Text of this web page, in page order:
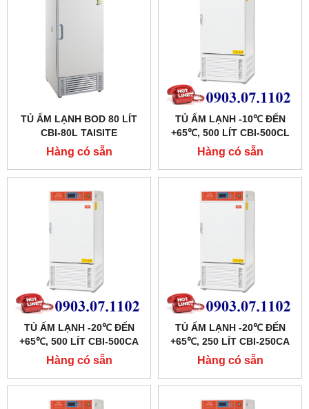
TỦ ẤM LẠNH BOD 80 LÍT
CBI-80L TAISITE
Hàng có sẵn
TỦ ẤM LẠNH -10℃ ĐẾN
+65℃, 500 LÍT CBI-500CL
HÃNG TAISITE
Hàng có sẵn
TỦ ẤM LẠNH -20℃ ĐẾN
+65℃, 500 LÍT CBI-500CA
HÃNG TAISITE
Hàng có sẵn
TỦ ẤM LẠNH -20℃ ĐẾN
+65℃, 250 LÍT CBI-250CA
HÃNG TAISITE
Hàng có sẵn